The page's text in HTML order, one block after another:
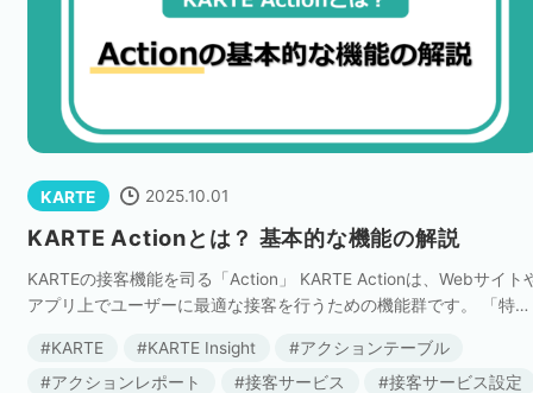
KARTE 2025.10.01
KARTE Actionとは？ 基本的な機能の解説
KARTEの接客機能を司る「Action」 KARTE Actionは、Webサイト
アプリ上でユーザーに最適な接客を行うための機能群です。 「特定
ォンからア […]
KARTE KARTE Insight
アクションテーブル
アクションレポート
接客サービス
接客サービス設定